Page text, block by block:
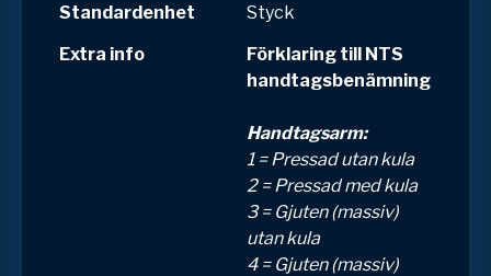
Standardenhet
Styck
Extra info
Förklaring till NTS
handtagsbenämning
Handtagsarm:
1 = Pressad utan kula
2 = Pressad med kula
3 = Gjuten (massiv)
utan kula
4 = Gjuten (massiv)